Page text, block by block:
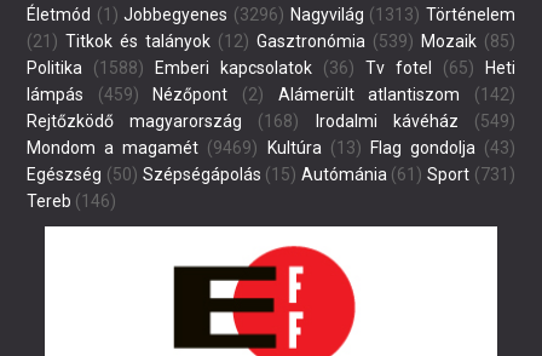
Életmód (1) Jobbegyenes (3296) Nagyvilág (1313) Történelem
(21) Titkok és talányok (12) Gasztronómia(539) Mozaik(85)
Politika (1588) Emberi kapcsolatok (36) Tv fotel (65)
Heti
lámpás (459) Nézőpont (2) Alámerült atlantiszom (142)
Rejtőzködő magyarország (168) Irodalmi kávéház (549)
Mondom a magamét (9469) Kultúra(13) Flag gondolja(43)
Egészség (50) Szépségápolás (15) Autómánia(61) Sport (731)
Tereb (146)